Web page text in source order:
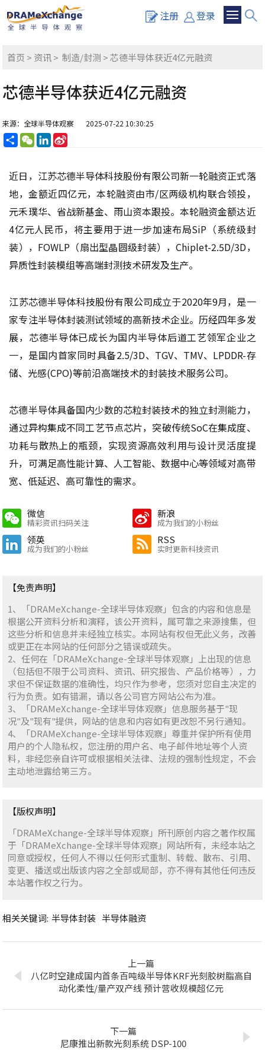
注册 登录
首页 > 资讯>制造/封测 > 芯德半导体获近4亿元融资
芯德半导体获近4亿元融资
来源：全球半导体观察 2025-07-22 10:30:25
分
享
WeChatLinkedIn
近日，江苏芯德半导体科技股份有限公司新一轮融资正式落
地，金额近四亿元，本轮融资由市/区两级机构联合领投，
元禾璞华、省战新基金、雨山资本跟投。本轮融资金额达近
4亿元人民币，将主要用于进一步加速布局SiP（系统级封
装），FOWLP（扇出型晶圆级封装），Chiplet-2.5D/3D，
异质性封装模组等高端封测技术研发及生产。
江苏芯德半导体科技股份有限公司成立于2020年9月，是一
家专注半导体封装测试领域的高新技术企业。历经四年多发
展，芯德半导体已成长为国内半导体后道工艺领军企业之
一，是国内首家同时具备2.5/3D、TGV、TMV、LPDDR-存
储、光感(CPO)等前沿高端技术的封装技术服务公司。
芯德半导体具备国内少数的芯粒封装技术的独立封测能力，
通过异构集成不同工艺节点芯片，突破传统SoC在集成度、
功耗与散热上的瓶颈，实现资源高效利用与设计灵活度提
升，可满足高性能计算、人工智能、数据中心等领域对高带
宽、低延迟、高可靠性的需求。
微信
精彩资讯扫码关注
新浪
成为我们的小粉丝
领英
成为我们的小粉丝
RSS
实时更新科技资讯
【免责声明】
1、「DRAMeXchange-全球半导体观察」包含的内容和信息是
根据公开资料分析和演释，该公开资料，属可靠之来源搜集，但
这些分析和信息并未经独立核实。本网站有权但无此义务，改善
或更正在本网站的任何部分之错误或疏失。
2、任何在「DRAMeXchange-全球半导体观察」上出现的信息
（包括但不限于公司资料、资讯、研究报告、产品价格等），力
求但不保证数据的准确性，均只作为参考，您须对您自主决定的
行为负责。如有错漏，请以各公司官方网站公布为准。
3、「DRAMeXchange-全球半导体观察」信息服务基于"现
况"及"现有"提供，网站的信息和内容如有更改恕不另行通知。
4、「DRAMeXchange-全球半导体观察」尊重并保护所有使用
用户的个人隐私权，您注册的用户名、电子邮件地址等个人资
料，非经您亲自许可或根据相关法律、法规的强制性规定，不会
主动地泄露给第三方。
【版权声明】
「DRAMeXchange-全球半导体观察」所刊原创内容之著作权属
于「DRAMeXchange-全球半导体观察」网站所有，未经本站之
同意或授权，任何人不得以任何形式重制、转载、散布、引用、
变更、播送或出版该内容之全部或局部，亦不得有其他任何违反
本站著作权之行为。
相关关键词: 半导体封装 半导体融资
上一篇
八亿时空建成国内首条百吨级半导体KRF光刻胶树脂高自
动化柔性/量产双产线 预计营收规模超亿元
下一篇
尼康推出新款光刻系统 DSP-100